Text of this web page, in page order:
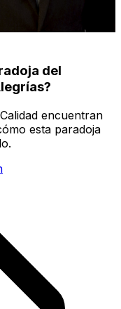
del
encuentran
esta paradoja